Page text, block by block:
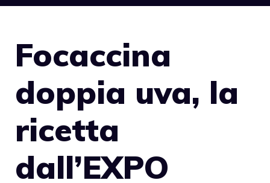
Focaccina
doppia uva, la
ricetta
dall’EXPO